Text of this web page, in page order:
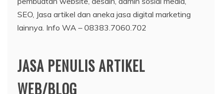
SEO, Jasa artikel dan aneka jasa digital marketing
lainnya. Info WA – 08383.7060.702
JASA PENULIS ARTIKEL
WEB/BLOG